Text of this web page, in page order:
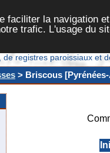
faciliter la navigation
trafic. L'usage du
de registres paroissiaux et
> Briscous